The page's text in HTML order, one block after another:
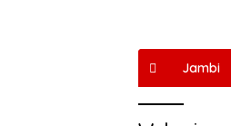
Jambi